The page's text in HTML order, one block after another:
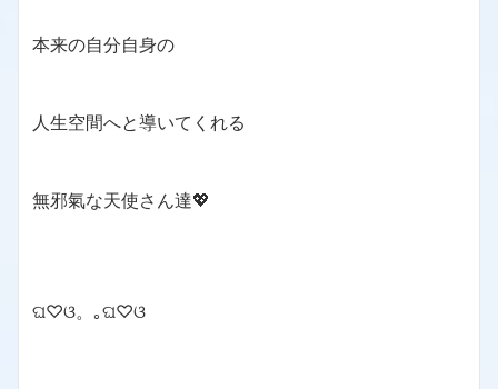
本来の自分自身の
人生空間へと導いてくれる
無邪氣な天使さん達💖
ଘ♡ଓ。｡ଘ♡ଓ